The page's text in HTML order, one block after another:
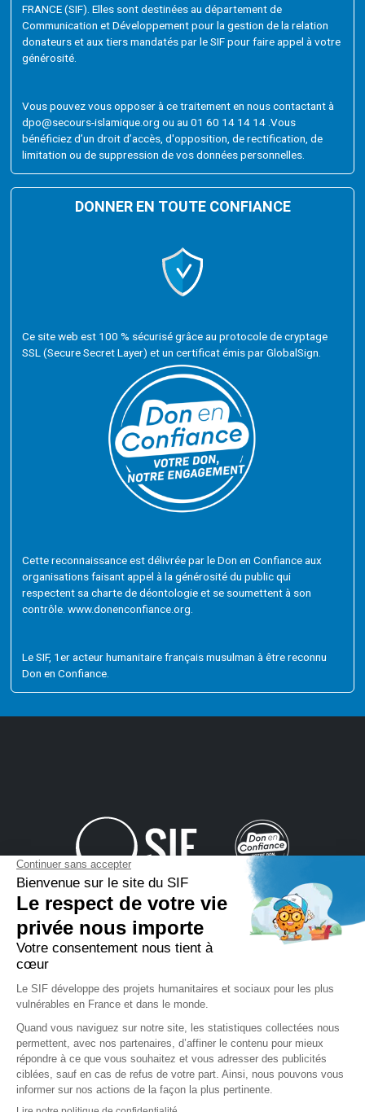
FRANCE (SIF). Elles sont destinées au département de
Communication et Développement pour la gestion de la relation
donateurs et aux tiers mandatés par le SIF pour faire appel à votre
générosité.
Vous pouvez vous opposer à ce traitement en nous contactant à
dpo@secours-islamique.org ou au 01 60 14 14 14 .Vous
bénéficiez d’un droit d’accès, d'opposition, de rectification, de
limitation ou de suppression de vos données personnelles.
DONNER EN TOUTE CONFIANCE
Ce site web est 100 % sécurisé grâce au protocole de cryptage
SSL (Secure Secret Layer) et un certificat émis par GlobalSign.
Cette reconnaissance est délivrée par le Don en Confiance aux
organisations faisant appel à la générosité du public qui
respectent sa charte de déontologie et se soumettent à son
contrôle. www.donenconfiance.org.
Le SIF, 1er acteur humanitaire français musulman à être reconnu
Don en Confiance.
Tél : Administratif +33(0)1
60 14 14 99| Donateur
(0)1 60 14 14 14|Contactez-